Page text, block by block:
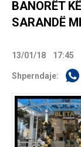
BANORËT
SARANDË
13/01/18 17:45
Shperndaje: